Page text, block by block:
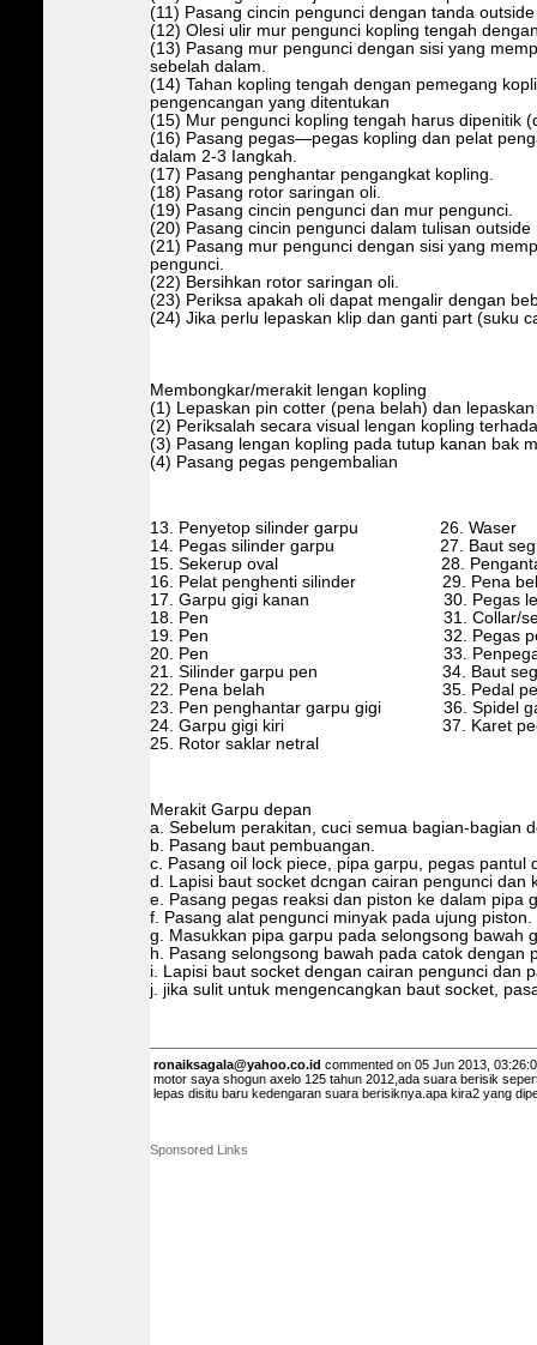
(11) Pasang cincin pengunci dengan tanda
(12) Olesi ulir mur pengunci kopling tengah
(13) Pasang mur pengunci dengan sisi yang
sebelah dalam.
(14) Tahan kopling tengah dengan pemegang
pengencangan yang ditentukan
(15) Mur pengunci kopling tengah harus dipenitik
(16) Pasang pegas—pegas kopling dan pelat
dalam 2-3 Iangkah.
(17) Pasang penghantar pengangkat kopling.
(18) Pasang rotor saringan oli.
(19) Pasang cincin pengunci dan mur pengunci.
(20) Pasang cincin pengunci dalam tulisan outside
(21) Pasang mur pengunci dengan sisi yang
pengunci.
(22) Bersihkan rotor saringan oli.
(23) Periksa apakah oli dapat mengalir dengan
(24) Jika perlu lepaskan klip dan ganti part (suku
Membongkar/merakit lengan kopling
(1) Lepaskan pin cotter (pena belah) dan
(2) Periksalah secara visual lengan kopling
(3) Pasang lengan kopling pada tutup kanan bak
(4) Pasang pegas pengembalian
13. Penyetop silinder garpu 26. Waser
14. Pegas silinder garpu 27. Baut segi
15. Sekerup oval 28. Pengantar
16. Pelat penghenti silinder 29. Pena
17. Garpu gigi kanan 30. Pegas
18. Pen 31. Collar/
19. Pen 32. Pegas
20. Pen 33.
21. Silinder garpu pen 34. Baut segi
22. Pena belah 35. Pedal
23. Pen penghantar garpu gigi 36. Spidel
24. Garpu gigi kiri 37. Karet
25. Rotor saklar netral
Merakit Garpu depan
a. Sebelum perakitan, cuci semua bagian-bagian
b. Pasang baut pembuangan.
c. Pasang oil lock piece, pipa garpu, pegas pantul
d. Lapisi baut socket dcngan cairan pengunci dan
e. Pasang pegas reaksi dan piston ke dalam pipa
f. Pasang alat pengunci minyak pada ujung piston.
g. Masukkan pipa garpu pada selongsong bawah
h. Pasang selongsong bawah pada catok dengan
i. Lapisi baut socket dengan cairan pengunci dan
j. jika sulit untuk mengencangkan baut socket,
ronaiksagala@yahoo.co.id commented on 05 Jun 2013,
motor saya shogun axelo 125 tahun 2012,ada suara berisik
lepas disitu baru kedengaran suara berisiknya.apa kira2 yang
Sponsored Links